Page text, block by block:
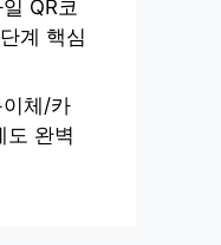
QR코
계 핵심
체/카
도 완벽